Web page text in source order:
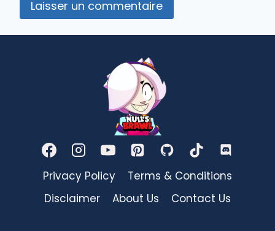
Privacy Policy
Terms & Conditions
Disclaimer
About Us Contact Us